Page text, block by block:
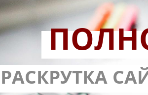
С
РАСКРУТКА